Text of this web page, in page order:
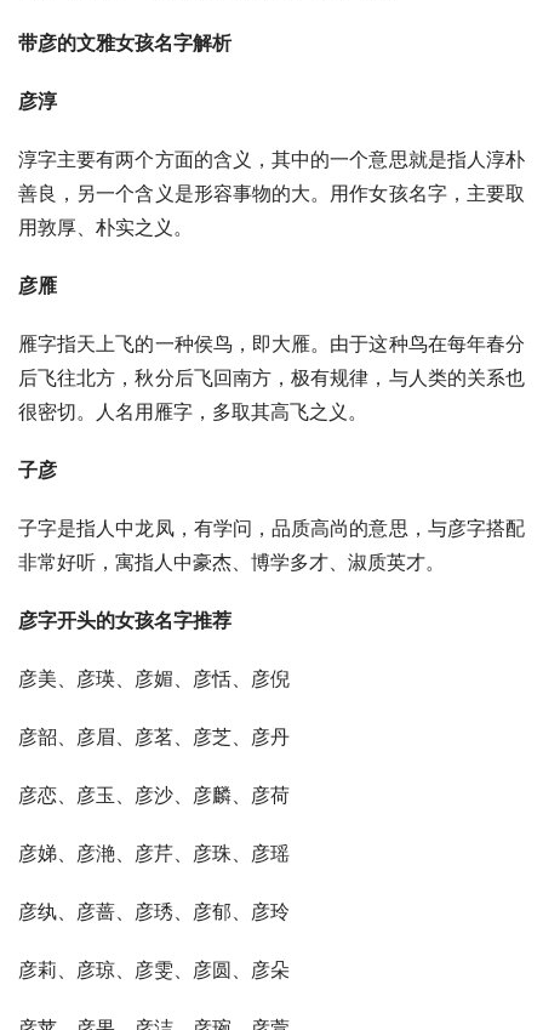
带彦的文雅女孩名字解析
彦淳
淳字主要有两个方面的含义，其中的一个意思就是指人淳朴
善良，另一个含义是形容事物的大。用作女孩名字，主要取
用敦厚、朴实之义。
彦雁
雁字指天上飞的一种侯鸟，即大雁。由于这种鸟在每年春分
后飞往北方，秋分后飞回南方，极有规律，与人类的关系也
很密切。人名用雁字，多取其高飞之义。
子彦
子字是指人中龙凤，有学问，品质高尚的意思，与彦字搭配
非常好听，寓指人中豪杰、博学多才、淑质英才。
彦字开头的女孩名字推荐
彦美、彦瑛、彦媚、彦恬、彦倪
彦韶、彦眉、彦茗、彦芝、彦丹
彦恋、彦玉、彦沙、彦麟、彦荷
彦娣、彦滟、彦芹、彦珠、彦瑶
彦纨、彦蔷、彦琇、彦郁、彦玲
彦莉、彦琼、彦雯、彦圆、彦朵